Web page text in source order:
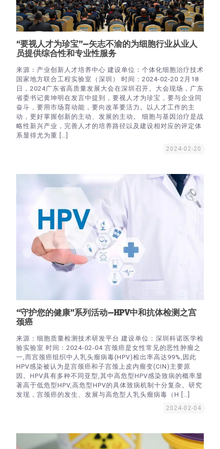
2024-02-20
“要视人才为珍宝”—矢志不渝的为细胞行业从业人
员提供综合性和专业性服务
来源：产业创新人才培养中心 建设单位：个体化细胞治疗技术
国家地方联合工程实验室（深圳） 时间：2024-02-20 2月18
日，2024广东省高质量发展大会在深圳召开。大会现场，广东
省委书记黄坤明在发言中提到，要视人才为珍宝，要与企业同
奋斗，要用市场育动能，要向改革要活力。以人才工作的主
动，更好掌握创新的主动、发展的主动。 细胞与基因治疗是战
略性新兴产业，完善人才的培养路径以及建设相对应的评定体
系显得尤为重
[…]
2024-02-04
“守护您的健康”系列活动—HPV中和抗体检测之宫
颈癌
来源：细胞质量检测技术研发平台 建设单位：深圳科诺医学检
验实验室 时间：2024-02-04 宫颈癌是女性常见的恶性肿瘤之
一,而宫颈癌组织中人乳头瘤病毒(HPV)检出率高达99%,因此
HPV感染被认为是宫颈癌和子宫颈上皮内瘤变(CIN)主要原
因。HPV具有多种不同亚型,其中高危型HPV感染致病的概率显
著高于低危型HPV,高危型HPV的具体致病机制十分复杂。研究
发现，宫颈癌的发生、发展与高危型人乳头瘤病毒（H